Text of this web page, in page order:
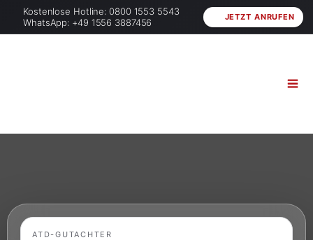
Kostenlose Hotline: 0800 1553 5543
WhatsApp: +49 1556 3887456
JETZT ANRUFEN
ATD-GUTACHTER